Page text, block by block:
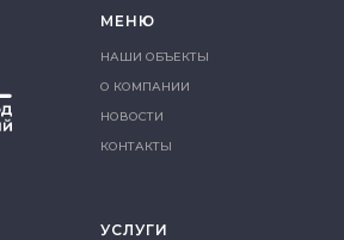
МЕНЮ
НАШИ ОБЪЕКТЫ
О КОМПАНИИ
НОВОСТИ
КОНТАКТЫ
УСЛУГИ